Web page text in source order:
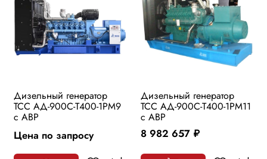
Дизельный генератор
ТСС АД-900С-Т400-1РМ9
с АВР
Цена по запросу
Дизельный генератор
ТСС АД-900С-Т400-1РМ11
с АВР
8 982 657 руб.